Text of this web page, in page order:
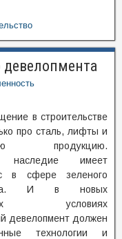
девелопмента
в строительстве
про сталь, лифты и
продукцию.
наследие имеет
в сфере зеленого
И в новых
условиях
девелопмент должен
технологии и